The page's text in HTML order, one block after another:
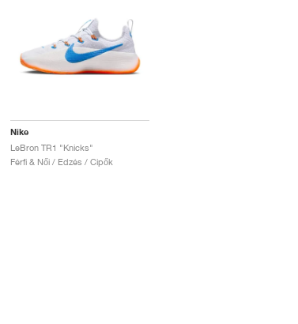
Nike
LeBron TR1 "Knicks"
Férfi & Női / Edzés / Cipők